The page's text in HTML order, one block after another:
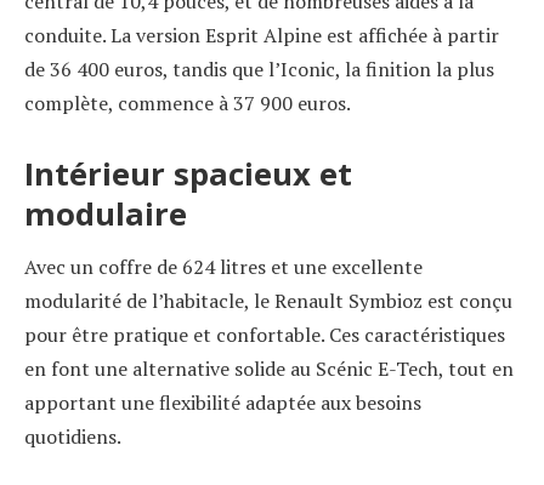
conduite. La version Esprit Alpine est affichée à partir
de 36 400 euros, tandis que l’Iconic, la finition la plus
complète, commence à 37 900 euros.
Intérieur spacieux et
modulaire
Avec un coffre de 624 litres et une excellente
modularité de l’habitacle, le Renault Symbioz est conçu
pour être pratique et confortable. Ces caractéristiques
en font une alternative solide au Scénic E-Tech, tout en
apportant une flexibilité adaptée aux besoins
quotidiens.